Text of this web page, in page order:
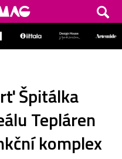
Špitálka
Tepláren
komplex